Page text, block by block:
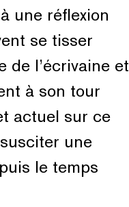
une réflexion
se tisser
de l’écrivaine et
à son tour
actuel sur ce
une
le temps